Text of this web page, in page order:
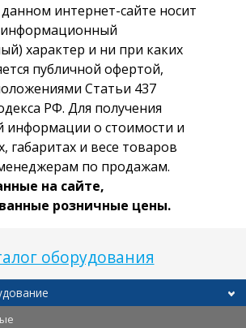
оборудования
интернет-сайте носит
характер и ни при каких
публичной офертой,
Статьи 437
РФ. Для получения
о стоимости и
габаритах и весе товаров
по продажам.
на сайте,
розничные цены.